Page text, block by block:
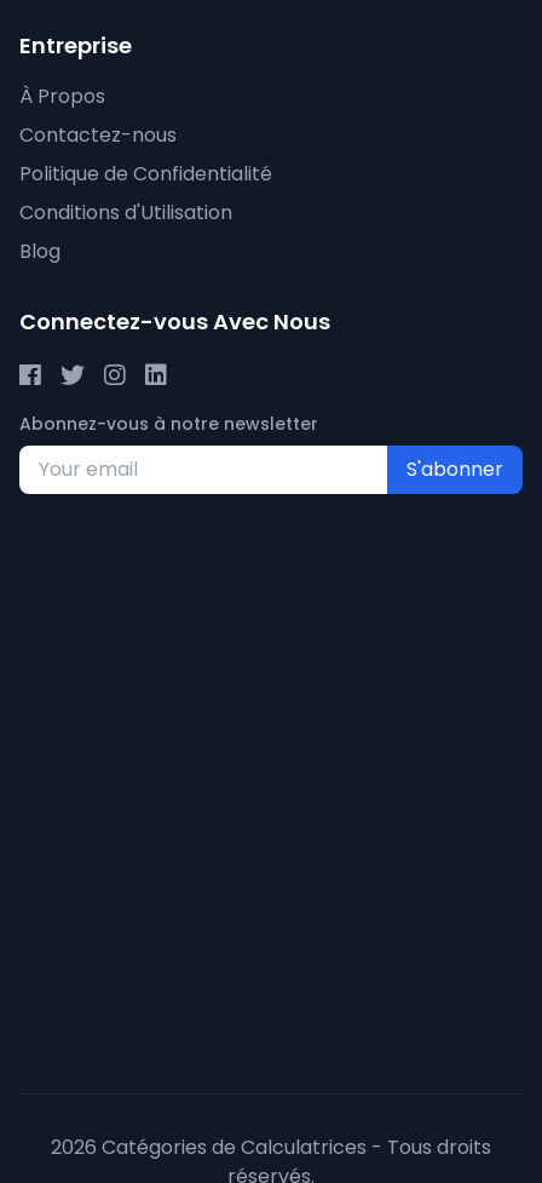
Entreprise
À Propos
Contactez-nous
Politique de Confidentialité
Conditions d'Utilisation
Blog
Connectez-vous Avec Nous
Abonnez-vous à notre newsletter
S'abonner
2026 Catégories de Calculatrices - Tous droits
réservés.